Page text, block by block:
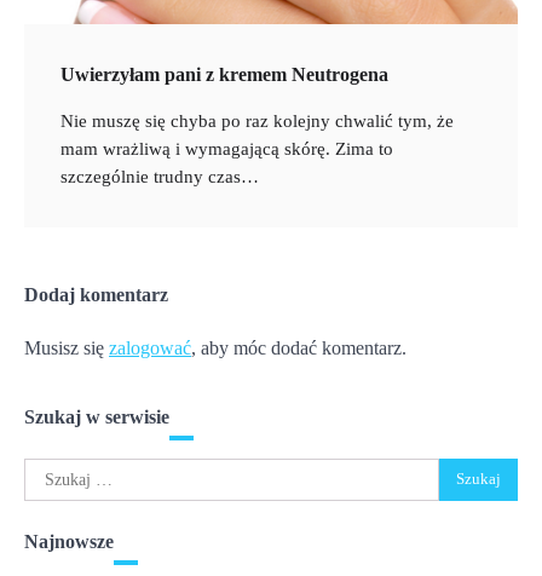
Uwierzyłam pani z kremem Neutrogena
Nie muszę się chyba po raz kolejny chwalić tym, że
mam wrażliwą i wymagającą skórę. Zima to
szczególnie trudny czas…
Dodaj komentarz
Musisz się zalogować, aby móc dodać komentarz.
Szukaj w serwisie
Szukaj:
Najnowsze